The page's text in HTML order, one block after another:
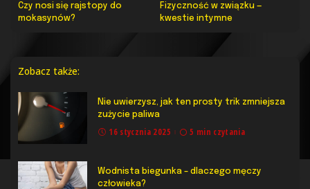
Czy nosi się rajstopy do
mokasynów?
Fizyczność w związku —
kwestie intymne
Zobacz także:
Nie uwierzysz, jak ten prosty trik zmniejsza
zużycie paliwa
16 stycznia 2025 5 min czytania
Wodnista biegunka – dlaczego męczy
człowieka?